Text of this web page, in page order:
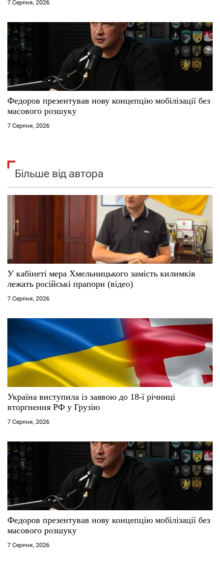
7 Серпня, 2026
Федоров презентував нову концепцію мобілізації без
масового розшуку
7 Серпня, 2026
Більше від автора
У кабінеті мера Хмельницького замість килимків
лежать російські прапори (відео)
7 Серпня, 2026
Україна виступила із заявою до 18-ї річниці
вторгнення РФ у Грузію
7 Серпня, 2026
Федоров презентував нову концепцію мобілізації без
масового розшуку
7 Серпня, 2026